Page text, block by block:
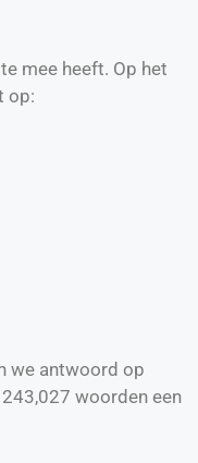
mee heeft. Op het
op:
we antwoord op
243,027 woorden een